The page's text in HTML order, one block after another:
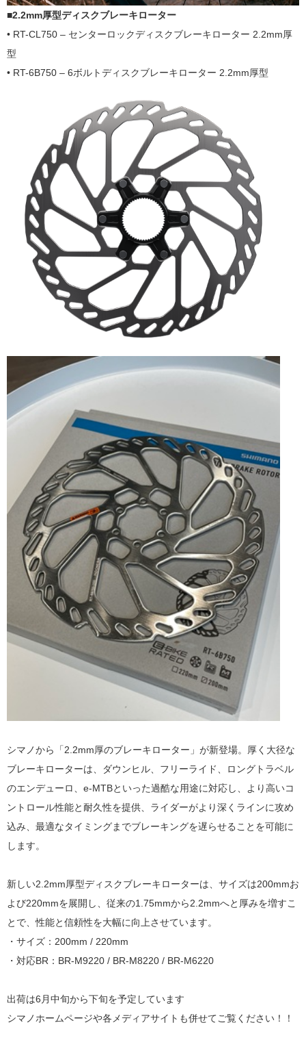
■2.2mm厚型ディスクブレーキローター
• RT-CL750 – センターロックディスクブレーキローター 2.2mm厚
型
• RT-6B750 – 6ボルトディスクブレーキローター 2.2mm厚型
シマノから「2.2mm厚のブレーキローター」が新登場。厚く大径な
ブレーキローターは、
ダウンヒル、フリーライド、ロングトラベル
のエンデューロ、e-MTBといった過酷な用途に対応し、 より高いコ
ントロール性能と耐久性を提供、ライダーがより深くラインに攻め
込み、最適なタイミングまでブレーキングを遅らせることを可能に
します。
新しい2.2mm厚型ディスクブレーキローターは、サイズは200mmお
よび220mmを展開し、従来の1.75mmから2.2mmへと厚みを増すこ
とで、性能と信頼性を大幅に向上させています。
・サイズ：200mm / 220mm
・対応BR：BR-M9220 / BR-M8220 / BR-M6220
出荷は6月中旬から下旬を予定しています
シマノホームページや各メディアサイトも併せてご覧ください！！